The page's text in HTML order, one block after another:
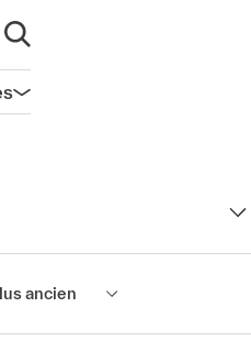
navigation
Ouvrir la recherche
Ouvrir la navigation
ancien